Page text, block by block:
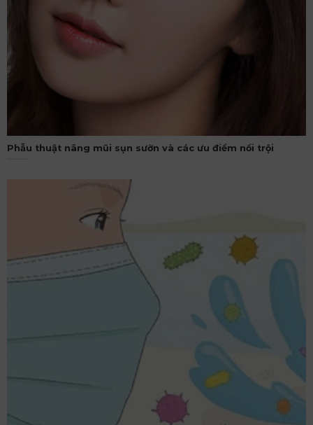
Phẫu thuật nâng mũi sụn sườn và các ưu điểm nổi trội